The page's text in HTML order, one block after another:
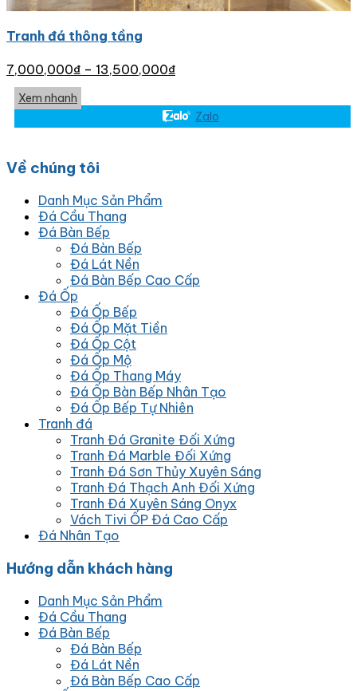
Tranh đá thông tầng
7,000,000₫ – 13,500,000₫
Xem nhanh
Zalo
Về chúng tôi
Danh Mục Sản Phẩm
Đá Cầu Thang
Đá Bàn Bếp
Đá Bàn Bếp
Đá Lát Nền
Đá Bàn Bếp Cao Cấp
Đá Ốp
Đá Ốp Bếp
Đá Ốp Mặt Tiền
Đá Ốp Cột
Đá Ốp Mộ
Đá Ốp Thang Máy
Đá Ốp Bàn Bếp Nhân Tạo
Đá Ốp Bếp Tự Nhiên
Tranh đá
Tranh Đá Granite Đối Xứng
Tranh Đá Marble Đối Xứng
Tranh Đá Sơn Thủy Xuyên Sáng
Tranh Đá Thạch Anh Đối Xứng
Tranh Đá Xuyên Sáng Onyx
Vách Tivi ỐP Đá Cao Cấp
Đá Nhân Tạo
Hướng dẫn khách hàng
Danh Mục Sản Phẩm
Đá Cầu Thang
Đá Bàn Bếp
Đá Bàn Bếp
Đá Lát Nền
Đá Bàn Bếp Cao Cấp